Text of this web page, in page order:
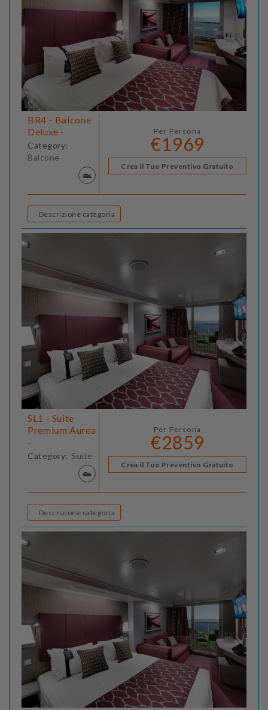
BR4 - Balcone
Deluxe -
Category:
Balcone
Per Persona
€1969
Crea il Tuo Preventivo Gratuito
Descrizione categoria
SL1 - Suite
Premium Aurea
-
Category: Suite
Per Persona
€2859
Crea il Tuo Preventivo Gratuito
Descrizione categoria